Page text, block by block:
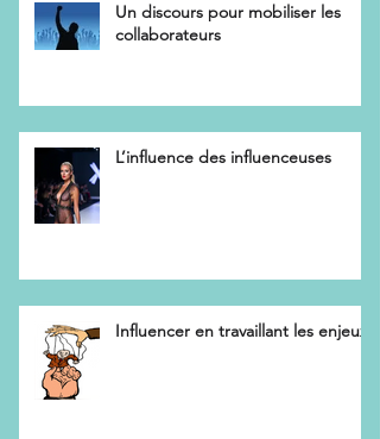
Un discours pour mobiliser les
collaborateurs
L’influence des influenceuses
Influencer en travaillant les enjeux